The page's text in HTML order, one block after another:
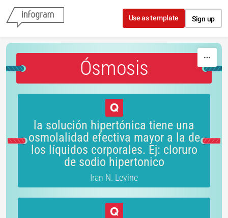
Skip to content
Use as template Sign up
Ósmosis
la solución hipertónica tiene una
osmolalidad efectiva mayor a la de
los líquidos corporales. Ej: cloruro
de sodio hipertonico
Iran N. Levine